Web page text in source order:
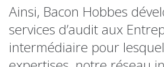
Ainsi, Bacon Hobbes
services d’audit aux
intermédiaire pour